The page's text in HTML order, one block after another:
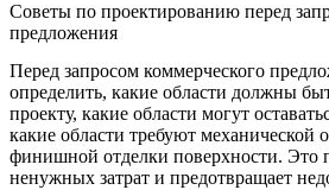
Советы по проектированию перед
предложения
Перед запросом коммерческого
определить, какие области должны
проекту, какие области могут
какие области требуют механической
финишной отделки поверхности. Это
ненужных затрат и предотвращает